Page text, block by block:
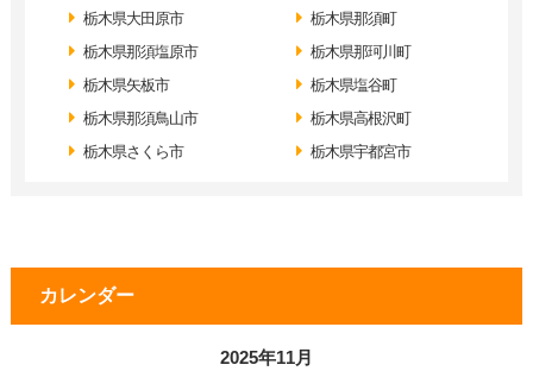
栃木県大田原市
栃木県那須塩原市
栃木県矢板市
栃木県那須鳥山市
栃木県さくら市
栃木県那須町
栃木県那珂川町
栃木県塩谷町
栃木県高根沢町
栃木県宇都宮市
カレンダー
2025年11月